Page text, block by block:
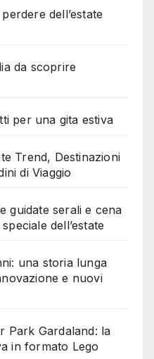
dell’estate
da scoprire
per una gita estiva
Trend, Destinazioni
di Viaggio
guidate serali e cena
dell’estate
una storia lunga
e nuovi
Park Gardaland: la
in formato Lego